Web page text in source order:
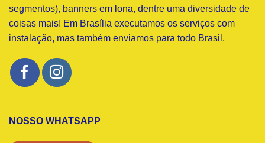
segmentos), banners em lona, dentre uma diversidade de
coisas mais! Em Brasília executamos os serviços com
instalação, mas também enviamos para todo Brasil.
NOSSO WHATSAPP